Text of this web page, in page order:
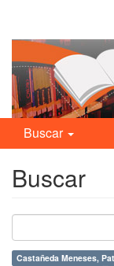
Buscar
Buscar
Castañeda Meneses,